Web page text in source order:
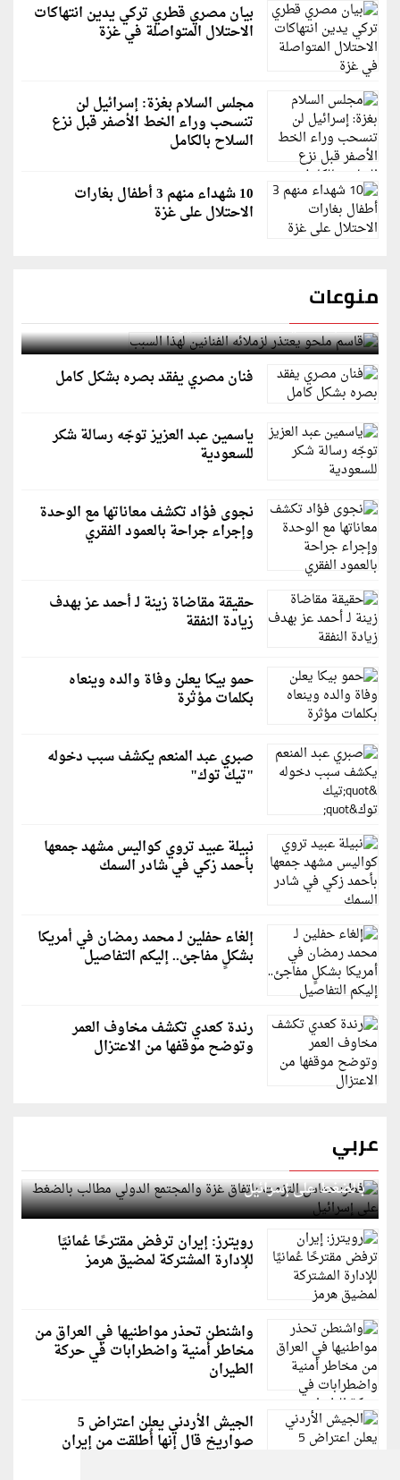
بيان مصري قطري تركي يدين انتهاكات
الاحتلال المتواصلة في غزة
مجلس السلام بغزة: إسرائيل لن
تنسحب وراء الخط الأصفر قبل نزع
السلاح بالكامل
10 شهداء منهم 3 أطفال بغارات
الاحتلال على غزة
منوعات
قاسم ملحو يعتذر لزملائه الفنانين لهذا السبب
فنان مصري يفقد بصره بشكل كامل
ياسمين عبد العزيز توجّه رسالة شكر
للسعودية
نجوى فؤاد تكشف معاناتها مع الوحدة
وإجراء جراحة بالعمود الفقري
حقيقة مقاضاة زينة لـ أحمد عز بهدف
زيادة النفقة
حمو بيكا يعلن وفاة والده وينعاه
بكلمات مؤثرة
صبري عبد المنعم يكشف سبب دخوله
"تيك توك"
نبيلة عبيد تروي كواليس مشهد جمعها
بأحمد زكي في شادر السمك
إلغاء حفلين لـ محمد رمضان في أمريكا
بشكلٍ مفاجئ.. إليكم التفاصيل
رندة كعدي تكشف مخاوف العمر
وتوضح موقفها من الاعتزال
عربي
قطر: حماس التزمت باتفاق غزة والمجتمع الدولي مطالب
بالضغط على إسرائيل
رويترز: إيران ترفض مقترحًا عُمانيًا
للإدارة المشتركة لمضيق هرمز
واشنطن تحذر مواطنيها في العراق من
مخاطر أمنية واضطرابات في حركة
الطيران
الجيش الأردني يعلن اعتراض 5
صواريخ قال إنها أُطلقت من إيران